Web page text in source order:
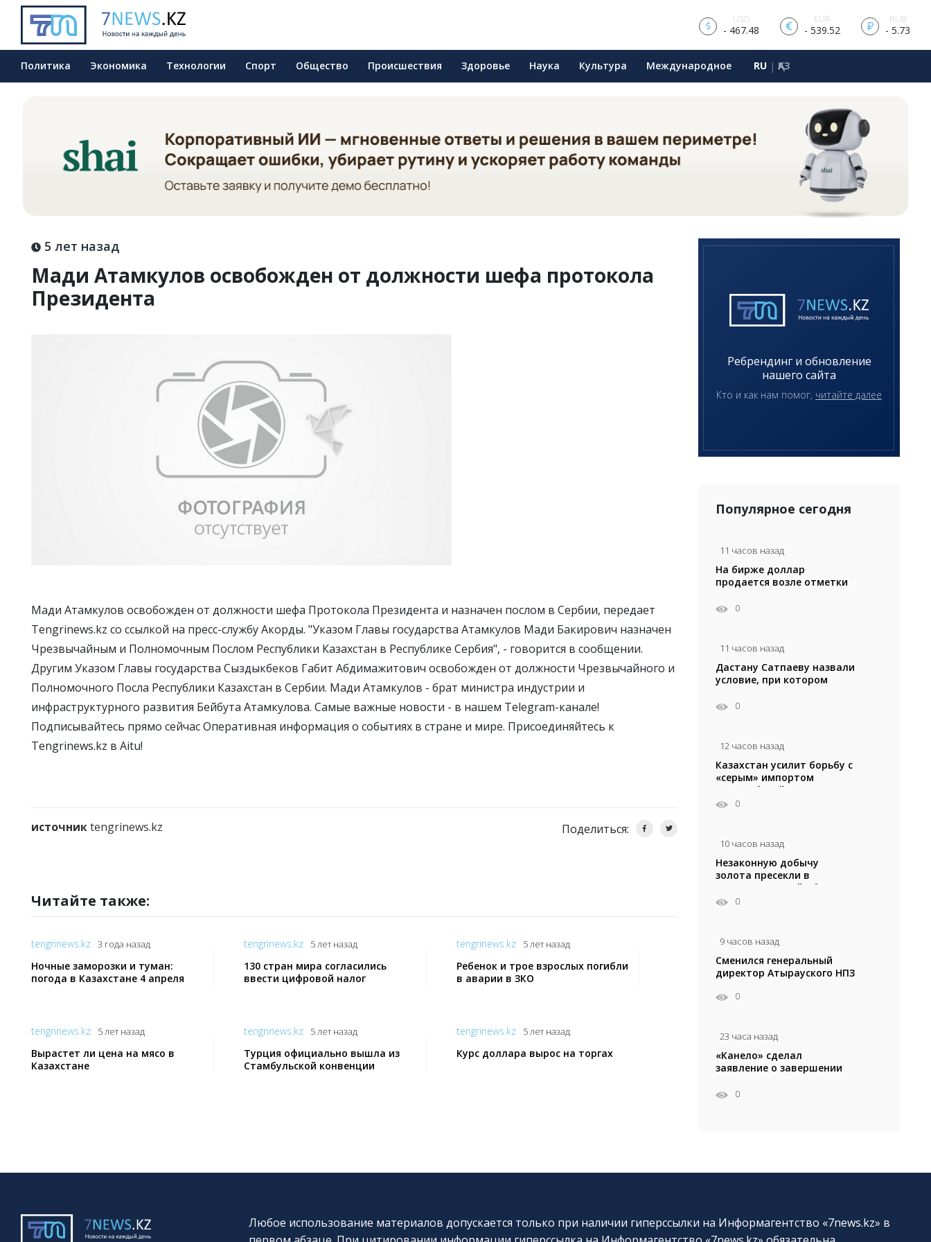
USD
- 467.48
EUR
- 539.52
RUB
- 5.73
Политика Экономика Технологии Спорт Общество Происшествия Здоровье Наука Культура Международное RU | ҚАЗ
5 лет назад
Мади Атамкулов освобожден от должности шефа протокола
Президента
Мади Атамкулов освобожден от должности шефа Протокола Президента и назначен послом в Сербии, передает
Tengrinews.kz со ссылкой на пресс-службу Акорды. "Указом Главы государства Атамкулов Мади Бакирович назначен
Чрезвычайным и Полномочным Послом Республики Казахстан в Республике Сербия", - говорится в сообщении.
Другим Указом Главы государства Сыздыкбеков Габит Абдимажитович освобожден от должности Чрезвычайного и
Полномочного Посла Республики Казахстан в Сербии. Мади Атамкулов - брат министра индустрии и
инфраструктурного развития Бейбута Атамкулова. Самые важные новости - в нашем Telegram-канале!
Подписывайтесь прямо сейчас Оперативная информация о событиях в стране и мире. Присоединяйтесь к
Tengrinews.kz в Aitu!
источникtengrinews.kz Поделиться:
Читайте также:
tengrinews.kz 3 года назад
Ночные заморозки и туман:
погода в Казахстане 4 апреля
tengrinews.kz 5 лет назад
130 стран мира согласились
ввести цифровой налог
tengrinews.kz 5 лет назад
Ребенок и трое взрослых погибли
в аварии в ЗКО
tengrinews.kz 5 лет назад
Вырастет ли цена на мясо в
Казахстане
tengrinews.kz 5 лет назад
Турция официально вышла из
Стамбульской конвенции
tengrinews.kz 5 лет назад
Курс доллара вырос на торгах
Ребрендинг и обновление
нашего сайта
Кто и как нам помог, читайте далее
Популярное сегодня
11 часов назад
На бирже доллар
продается возле отметки
0
11 часов назад
Дастану Сатпаеву назвали
условие, при котором
0
12 часов назад
Казахстан усилит борьбу с
«серым» импортом
автомобилей
0
10 часов назад
Незаконную добычу
золота пресекли в
Кызылординской области
0
9 часов назад
Сменился генеральный
директор Атырауского НПЗ
0
23 часа назад
«Канело» сделал
заявление о завершении
0
Любое использование материалов допускается только при наличии гиперссылки на Информагентство «7news.kz» в